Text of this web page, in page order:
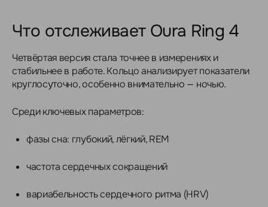
Что отслеживает Oura Ring 4
Четвёртая версия стала точнее в измерениях и
стабильнее в работе. Кольцо анализирует показатели
круглосуточно, особенно внимательно — ночью.
Среди ключевых параметров:
фазы сна: глубокий, лёгкий, REM
частота сердечных сокращений
вариабельность сердечного ритма (HRV)